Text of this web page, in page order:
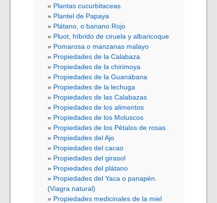
Plantas cucurbitaceas
Plantel de Papaya
Plátano, o banano Rojo
Pluot, híbrido de ciruela y albaricoque
Pomarosa o manzanas malayo
Propiedades de la Calabaza.
Propiedades de la chirimoya
Propiedades de la Guanábana
Propiedades de la lechuga
Propiedades de las Calabazas
Propiedades de los alimentos
Propiedades de los Moluscos
Propiedades de los Pétalos de rosas
Propiedades del Ajo
Propiedades del cacao
Propiedades del girasol
Propiedades del plátano
Propiedades del Yaca o panapén.
(Viagra natural)
Propiedades medicinales de la miel